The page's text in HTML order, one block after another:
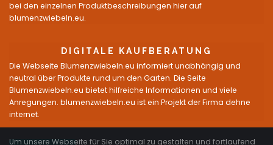
bei den einzelnen Produktbeschreibungen hier auf
blumenzwiebeln.eu.
DIGITALE KAUFBERATUNG
Die Webseite Blumenzwiebeln.eu informiert unabhängig und
neutral über Produkte rund um den Garten. Die Seite
Blumenzwiebeln.eu bietet hilfreiche Informationen und viele
Anregungen. blumenzwiebeln.eu ist ein Projekt der Firma dehne
internet.
Um unsere Webseite für Sie optimal zu gestalten und fortlaufend